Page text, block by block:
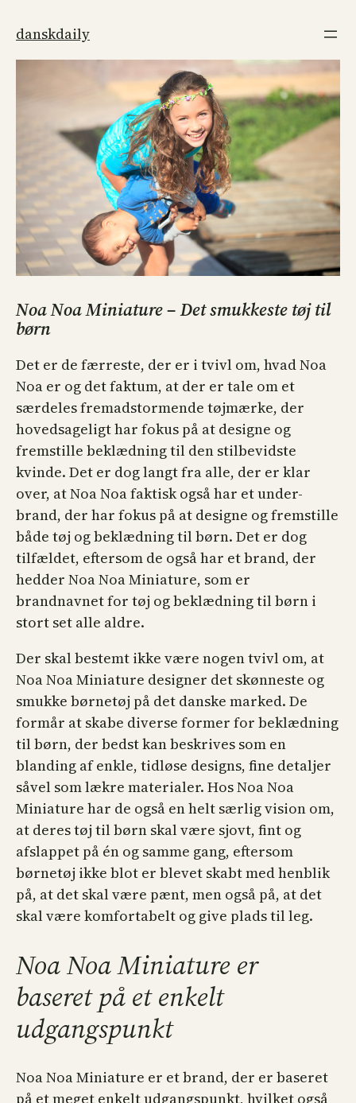
danskdaily
Noa Noa Miniature – Det smukkeste tøj til
børn
Det er de færreste, der er i tvivl om, hvad Noa
Noa er og det faktum, at der er tale om et
særdeles fremadstormende tøjmærke, der
hovedsageligt har fokus på at designe og
fremstille beklædning til den stilbevidste
kvinde. Det er dog langt fra alle, der er klar
over, at Noa Noa faktisk også har et under-
brand, der har fokus på at designe og fremstille
både tøj og beklædning til børn. Det er dog
tilfældet, eftersom de også har et brand, der
hedder Noa Noa Miniature, som er
brandnavnet for tøj og beklædning til børn i
stort set alle aldre.
Der skal bestemt ikke være nogen tvivl om, at
Noa Noa Miniature designer det skønneste og
smukke børnetøj på det danske marked. De
formår at skabe diverse former for beklædning
til børn, der bedst kan beskrives som en
blanding af enkle, tidløse designs, fine detaljer
såvel som lækre materialer. Hos Noa Noa
Miniature har de også en helt særlig vision om,
at deres tøj til børn skal være sjovt, fint og
afslappet på én og samme gang, eftersom
børnetøj ikke blot er blevet skabt med henblik
på, at det skal være pænt, men også på, at det
skal være komfortabelt og give plads til leg.
Noa Noa Miniature er
baseret på et enkelt
udgangspunkt
Noa Noa Miniature er et brand, der er baseret
på et meget enkelt udgangspunkt, hvilket også